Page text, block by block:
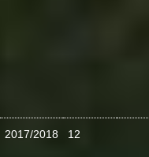
2017/2018 12